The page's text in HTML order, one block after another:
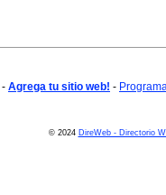
- Agrega tu sitio web! -
© 2024 DireWeb - Directorio